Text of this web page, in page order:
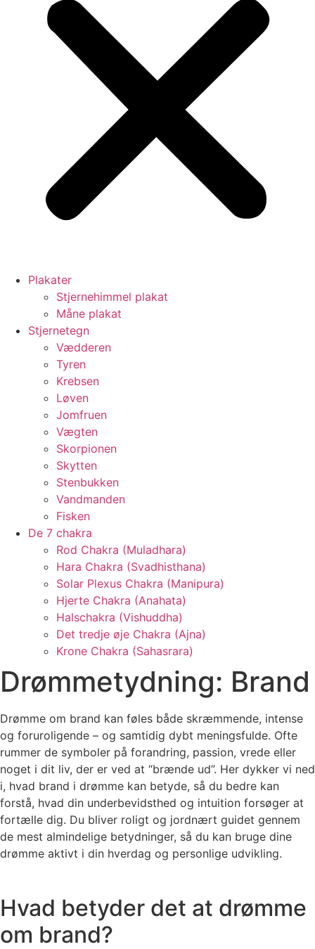
Plakater
Stjernehimmel plakat
Måne plakat
Stjernetegn
Vædderen
Tyren
Krebsen
Løven
Jomfruen
Vægten
Skorpionen
Skytten
Stenbukken
Vandmanden
Fisken
De 7 chakra
Rod Chakra (Muladhara)
Hara Chakra (Svadhisthana)
Solar Plexus Chakra (Manipura)
Hjerte Chakra (Anahata)
Halschakra (Vishuddha)
Det tredje øje Chakra (Ajna)
Krone Chakra (Sahasrara)
Drømmetydning: Brand
Drømme om brand kan føles både skræmmende, intense
og foruroligende – og samtidig dybt meningsfulde. Ofte
rummer de symboler på forandring, passion, vrede eller
noget i dit liv, der er ved at “brænde ud”. Her dykker vi ned
i, hvad brand i drømme kan betyde, så du bedre kan
forstå, hvad din underbevidsthed og intuition forsøger at
fortælle dig. Du bliver roligt og jordnært guidet gennem
de mest almindelige betydninger, så du kan bruge dine
drømme aktivt i din hverdag og personlige udvikling.
Hvad betyder det at drømme
om brand?